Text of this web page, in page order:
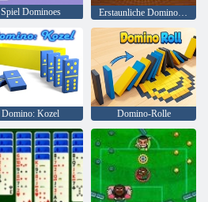
Spiel Dominoes Erstaunliche Dominosteine
Domino: Kozel Domino-Rolle